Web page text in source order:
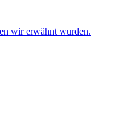
wir erwähnt wurden.